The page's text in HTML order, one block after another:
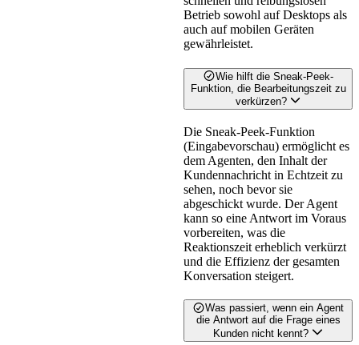
Betrieb sowohl auf Desktops als
auch auf mobilen Geräten
gewährleistet.
Wie hilft die Sneak-Peek-
Funktion, die Bearbeitungszeit zu
verkürzen?
Die Sneak-Peek-Funktion
(Eingabevorschau) ermöglicht es
dem Agenten, den Inhalt der
Kundennachricht in Echtzeit zu
sehen, noch bevor sie
abgeschickt wurde. Der Agent
kann so eine Antwort im Voraus
vorbereiten, was die
Reaktionszeit erheblich verkürzt
und die Effizienz der gesamten
Konversation steigert.
Was passiert, wenn ein Agent
die Antwort auf die Frage eines
Kunden nicht kennt?